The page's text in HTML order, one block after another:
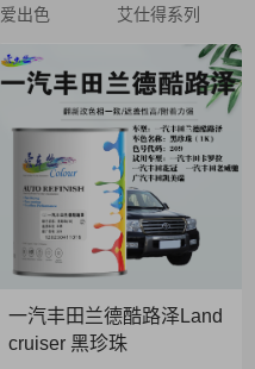
爱出色 艾仕得系列
一汽丰田兰德酷路泽Land
cruiser 黑珍珠